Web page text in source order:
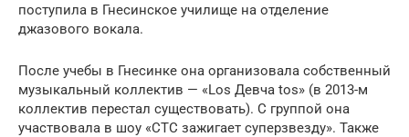
поступила в Гнесинское училище на отделение
джазового вокала.
После учебы в Гнесинке она организовала собственный
музыкальный коллектив — «Los Девча tos» (в 2013-м
коллектив перестал существовать). С группой она
участвовала в шоу «СТС зажигает суперзвезду». Также